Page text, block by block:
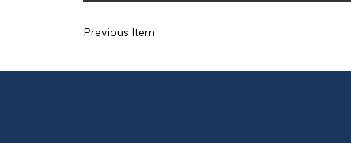
Previous Item